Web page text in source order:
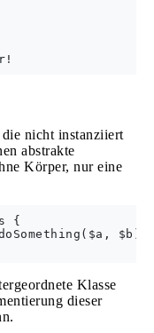
nicht instanziiert
abstrakte
Körper, nur eine
{
$b);
Klasse
dieser